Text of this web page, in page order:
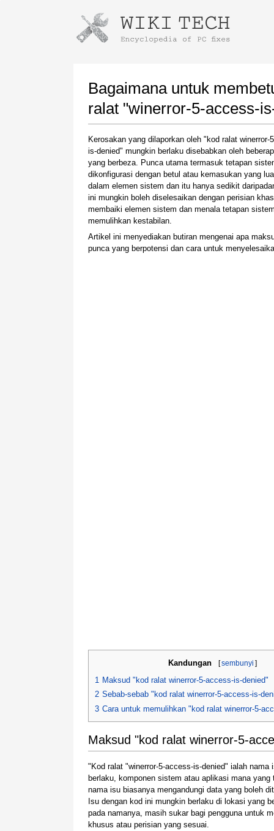
Bagaimana untuk
ralat "winerror-5-access-
Kerosakan yang dilaporkan oleh "kod ralat winerror-
is-denied" mungkin berlaku disebabkan oleh
yang berbeza. Punca utama termasuk tetapan
dikonfigurasi dengan betul atau kemasukan yang
dalam elemen sistem dan itu hanya sedikit
ini mungkin boleh diselesaikan dengan perisian
membaiki elemen sistem dan menala tetapan
memulihkan kestabilan.
Artikel ini menyediakan butiran mengenai apa
punca yang berpotensi dan cara untuk
Kandungan [sembunyi ]
1 Maksud "kod ralat winerror-5-access-is-denied"
2 Sebab-sebab "kod ralat winerror-5-access-is-
3 Cara untuk memulihkan "kod ralat winerror-5-
Maksud "kod ralat winerror-5-
"Kod ralat "winerror-5-access-is-denied" ialah
berlaku, komponen sistem atau aplikasi mana
nama isu biasanya mengandungi data yang boleh
Isu dengan kod ini mungkin berlaku di lokasi yang
pada namanya, masih sukar bagi pengguna untuk
khusus atau perisian yang sesuai.
Instructions for downloading using
Once the download is complete, click on the
downloaded file link